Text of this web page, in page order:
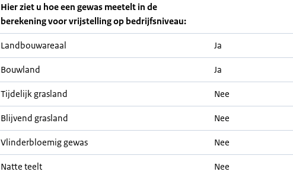
Hier ziet u hoe een gewas meetelt in de
berekening voor vrijstelling op bedrijfsniveau:
Landbouwareaal Ja
Bouwland Ja
Tijdelijk grasland Nee
Blijvend grasland Nee
Vlinderbloemig gewas Nee
Natte teelt Nee